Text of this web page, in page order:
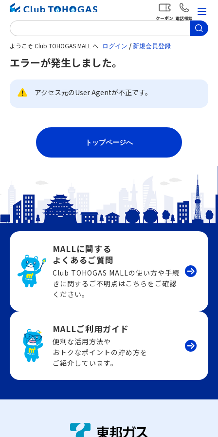
ようこそ Club TOHOGAS MALL へ /
クーポン 電話相談
エラーが発生しました。
アクセス元のUser Agentが不正です。
MALLに関する
よくあるご質問
Club TOHOGAS MALLの使い方や手続
きに関するご不明点はこちらをご確認
ください。
MALLご利用ガイド
便利な活用方法や
おトクなポイントの貯め方を
ご紹介しています。